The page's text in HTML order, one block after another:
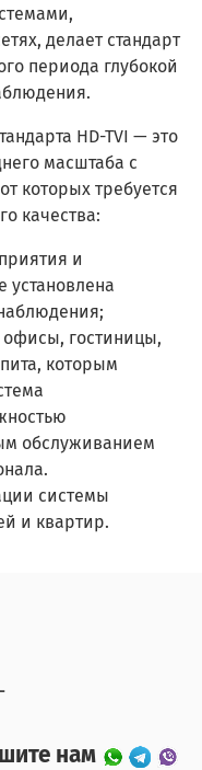
делает стандарт
периода глубокой
HD-TVI — это
масштаба с
которых требуется
качества:
и
установлена
гостиницы,
которым
обслуживанием
системы
и квартир.
нам